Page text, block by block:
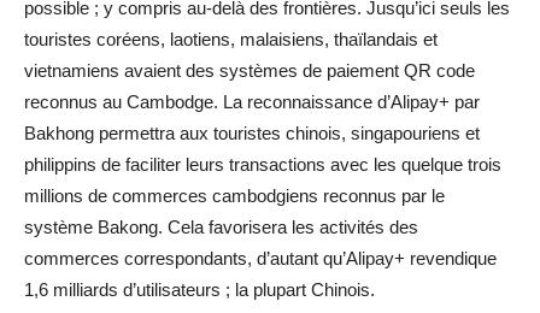
possible ; y compris au-delà des frontières. Jusqu’ici seuls les
touristes coréens, laotiens, malaisiens, thaïlandais et
vietnamiens avaient des systèmes de paiement QR code
reconnus au Cambodge. La reconnaissance d’Alipay+ par
Bakhong permettra aux touristes chinois, singapouriens et
philippins de faciliter leurs transactions avec les quelque trois
millions de commerces cambodgiens reconnus par le
système Bakong. Cela favorisera les activités des
commerces correspondants, d’autant qu’Alipay+ revendique
1,6 milliards d’utilisateurs ; la plupart Chinois.